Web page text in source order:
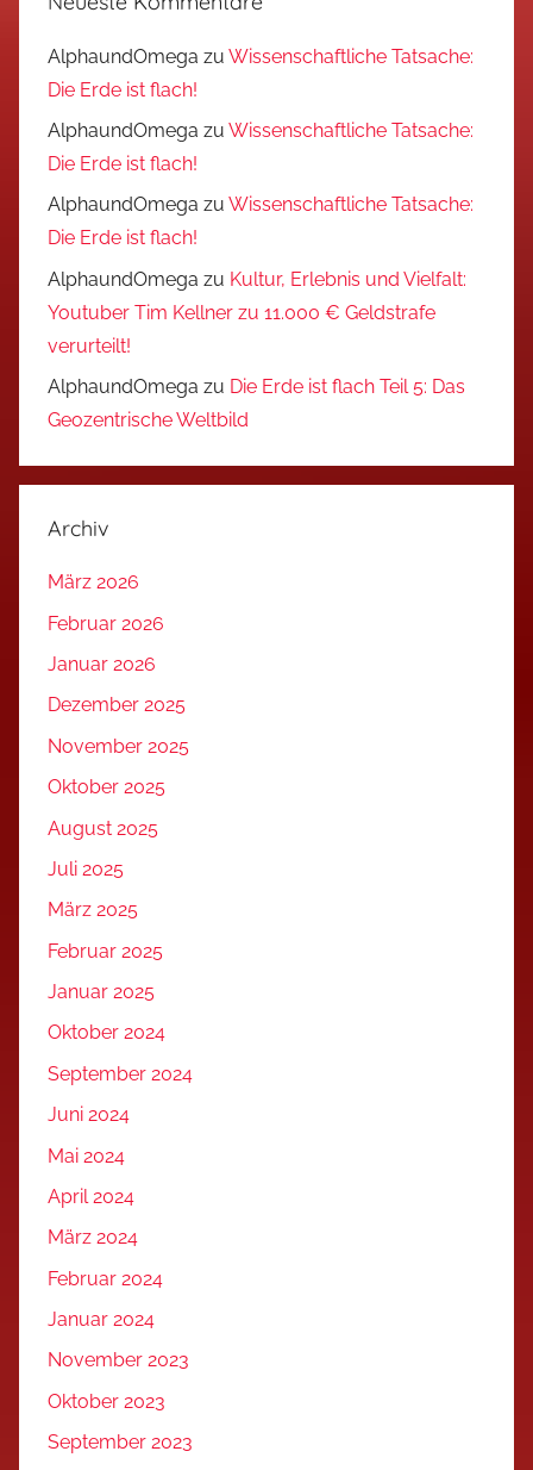
AlphaundOmega zu Wissenschaftliche Tatsache:
Die Erde ist flach!
AlphaundOmega zu Wissenschaftliche Tatsache:
Die Erde ist flach!
AlphaundOmega zu Wissenschaftliche Tatsache:
Die Erde ist flach!
AlphaundOmega zu Kultur, Erlebnis und Vielfalt:
Youtuber Tim Kellner zu 11.000 € Geldstrafe
verurteilt!
AlphaundOmega zu Die Erde ist flach Teil 5: Das
Geozentrische Weltbild
Archiv
März 2026
Februar 2026
Januar 2026
Dezember 2025
November 2025
Oktober 2025
August 2025
Juli 2025
März 2025
Februar 2025
Januar 2025
Oktober 2024
September 2024
Juni 2024
Mai 2024
April 2024
März 2024
Februar 2024
Januar 2024
November 2023
Oktober 2023
September 2023